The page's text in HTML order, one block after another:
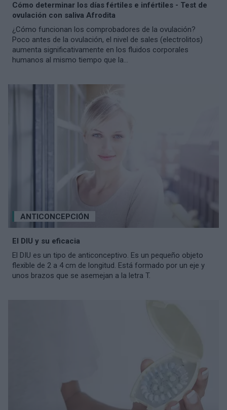
Cómo determinar los días fértiles e infértiles - Test de
ovulación con saliva Afrodita
¿Cómo funcionan los comprobadores de la ovulación?
Poco antes de la ovulación, el nivel de sales (electrolitos)
aumenta significativamente en los fluidos corporales
humanos al mismo tiempo que la...
ANTICONCEPCIÓN
El DIU y su eficacia
El DIU es un tipo de anticonceptivo. Es un pequeño objeto
flexible de 2 a 4 cm de longitud. Está formado por un eje y
unos brazos que se asemejan a la letra T.